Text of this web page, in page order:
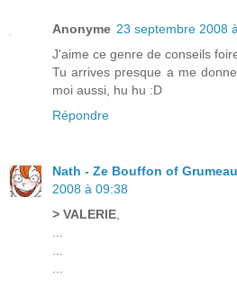
Anonyme 23 septembre 2008
J'aime ce genre de conseils
Tu arrives presque a me
moi aussi, hu hu :D
Répondre
Nath - Ze Bouffon of
2008 à 09:38
> VALERIE,
...
...
...